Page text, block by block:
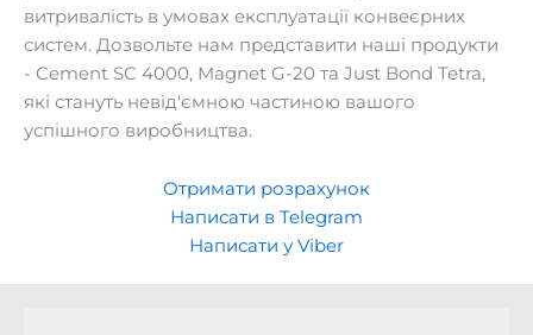
витривалість в умовах експлуатації конвеєрних
систем. Дозвольте нам представити наші продукти
- Cement SC 4000, Magnet G-20 та Just Bond Tetra,
які стануть невід'ємною частиною вашого
успішного виробництва.
Отримати розрахунок
Написати в Telegram
Написати у Viber